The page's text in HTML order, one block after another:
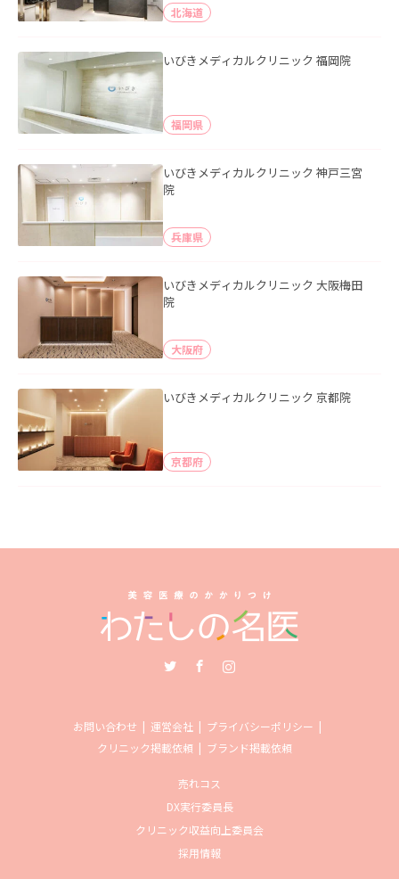
北海道
いびきメディカルクリニック 福岡院
福岡県
いびきメディカルクリニック 神戸三宮
院
兵庫県
いびきメディカルクリニック 大阪梅田
院
大阪府
いびきメディカルクリニック 京都院
京都府
お問い合わせ 運営会社
プライバシーポリシー
クリニック掲載依頼
ブランド掲載依頼
売れコス
DX実行委員長
クリニック収益向上委員会
採用情報